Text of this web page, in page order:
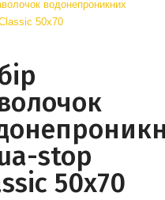
stop
50x70